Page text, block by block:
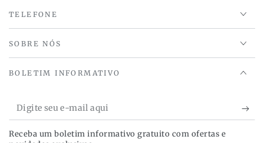
TELEFONE
SOBRE NÓS
BOLETIM INFORMATIVO
Digite
seu
Receba um boletim informativo gratuito com ofertas e